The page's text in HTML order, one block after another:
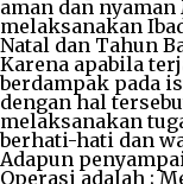
aman dan
melaksanakan
Natal dan Tahun
Karena apabila
berdampak pada
dengan hal
melaksanakan
berhati-hati dan
Adapun
Operasi adalah ;